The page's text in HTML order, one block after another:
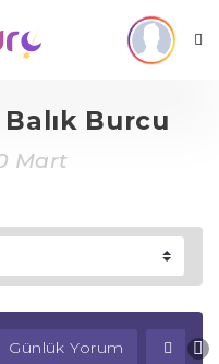
Burcu
Mart
Günlük Yorum